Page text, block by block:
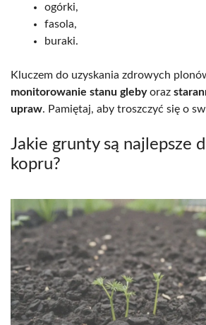
ogórki,
fasola,
buraki.
Kluczem do uzyskania zdrowych
monitorowanie stanu glebyoraz
upraw. Pamiętaj, aby troszczyć się o
Jakie grunty są najlepsze
kopru?